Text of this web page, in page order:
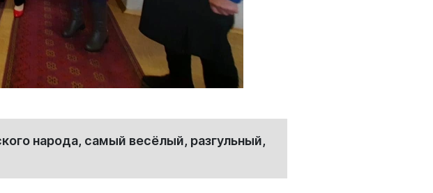
народа, самый весёлый, разгульный,